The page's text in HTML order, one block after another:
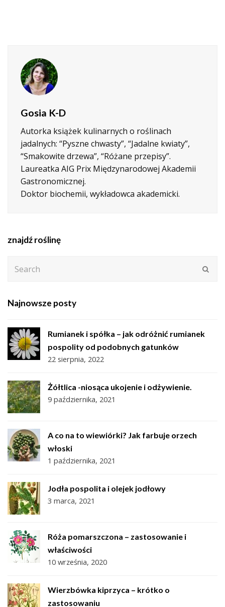
Gosia K-D
Autorka książek kulinarnych o roślinach
jadalnych: “Pyszne chwasty”, “Jadalne kwiaty”,
“Smakowite drzewa”, “Różane przepisy”.
Laureatka AIG Prix Międzynarodowej Akademii
Gastronomicznej.
Doktor biochemii, wykładowca akademicki.
znajdź roślinę
Najnowsze posty
Rumianek i spółka – jak odróżnić rumianek
pospolity od podobnych gatunków
22 sierpnia, 2022
Żółtlica -niosąca ukojenie i odżywienie.
9 października, 2021
A co na to wiewiórki? Jak farbuje orzech
włoski
1 października, 2021
Jodła pospolita i olejek jodłowy
3 marca, 2021
Róża pomarszczona – zastosowanie i
właściwości
10 września, 2020
Wierzbówka kiprzyca – krótko o
zastosowaniu